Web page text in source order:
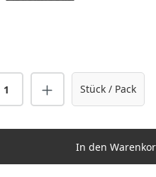
Anzahl: Gib
Stück / Pack
In den